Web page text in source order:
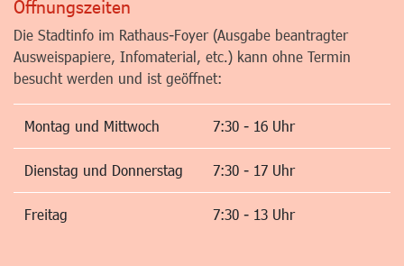
Öffnungszeiten
Die Stadtinfo im Rathaus-Foyer (Ausgabe beantragter
Ausweispapiere, Infomaterial, etc.) kann ohne Termin
besucht werden und ist geöffnet:
Montag und Mittwoch 7:30 - 16 Uhr
Dienstag und Donnerstag 7:30 - 17 Uhr
Freitag 7:30 - 13 Uhr